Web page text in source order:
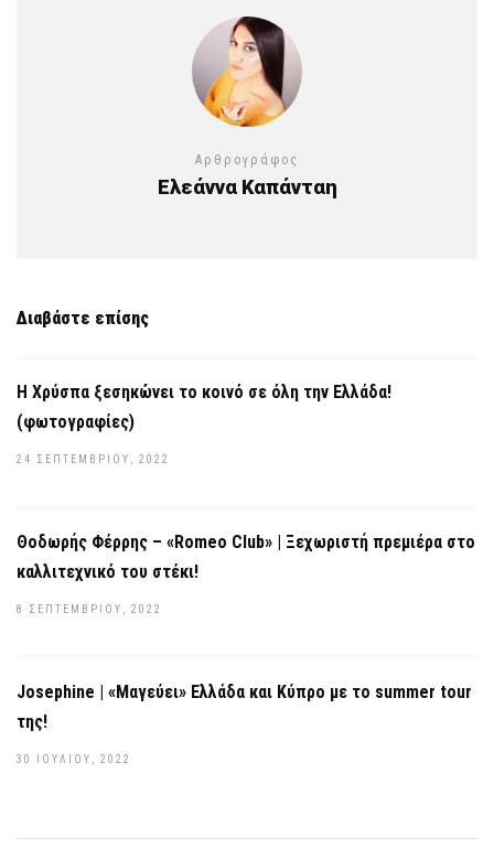
Αρθρογράφος
Ελεάννα Καπάνταη
Διαβάστε επίσης
Η Χρύσπα ξεσηκώνει το κοινό σε όλη την Ελλάδα!
(φωτογραφίες)
24 ΣΕΠΤΕΜΒΡΊΟΥ, 2022
Θοδωρής Φέρρης – «Romeo Club» | Ξεχωριστή πρεμιέρα στο
καλλιτεχνικό του στέκι!
8 ΣΕΠΤΕΜΒΡΊΟΥ, 2022
Josephine | «Μαγεύει» Ελλάδα και Κύπρο με το summer tour
της!
30 ΙΟΥΛΊΟΥ, 2022